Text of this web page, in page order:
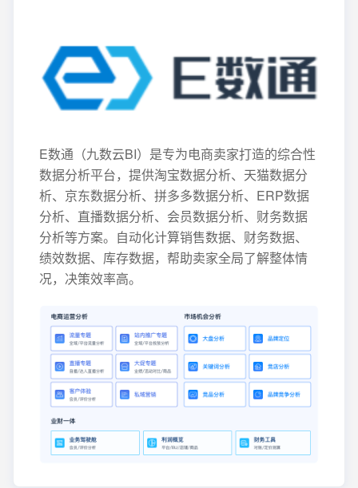
E数通（九数云BI）是专为电商卖家打造的综合性
数据分析平台，提供淘宝数据分析、天猫数据分
析、京东数据分析、拼多多数据分析、ERP数据
分析、直播数据分析、会员数据分析、财务数据
分析等方案。自动化计算销售数据、财务数据、
绩效数据、库存数据，帮助卖家全局了解整体情
况，决策效率高。